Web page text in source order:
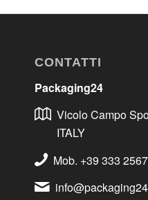
CONTATTI
Packaging24
Vicolo Campo
ITALY
Mob. +39 333